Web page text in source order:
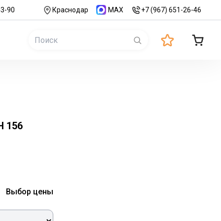
90 Краснодар MAX +7 (967) 651-26-46
156
Выбор цены